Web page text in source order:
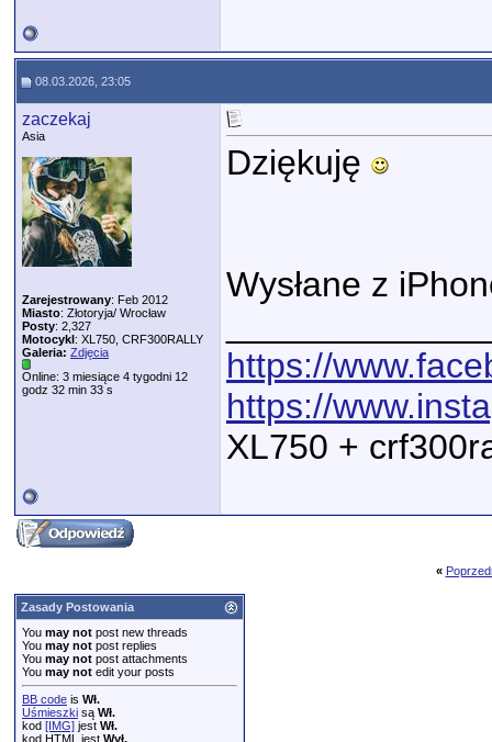
08.03.2026, 23:05
zaczekaj
Asia
Zarejestrowany: Feb 2012
Miasto: Złotoryja/ Wrocław
Posty: 2,327
Motocykl: XL750, CRF300RALLY
Galeria: Zdjęcia
Online: 3 miesiące 4 tygodni 12
godz 32 min 33 s
Dziękuję
Wysłane z
https://
https://
XL750 +
«
Zasady Postowania
You may not post new threads
You may not post replies
You may not post attachments
You may not edit your posts
BB code is Wł.
Uśmieszki są Wł.
kod [IMG] jest Wł.
kod HTML jest Wył.